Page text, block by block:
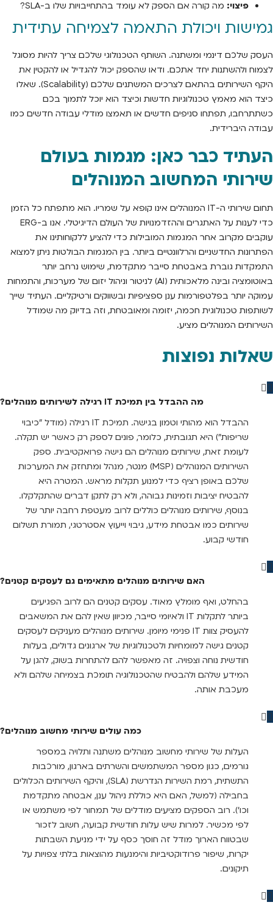
פיצוי: מה קורה אם הספק לא עומד בהתחייבויות שלו ב-SLA?
גמישות ויכולת התאמה לצמיחה עתידית
העסק שלכם דינמי ומשתנה. השותף הטכנולוגי שלכם צריך להיות מסוגל
לצמוח ולהשתנות יחד אתכם. ודאו שהספק יכול להגדיל או להקטין את
היקף השירותים בהתאם לצרכים המשתנים שלכם (Scalability). שאלו
כיצד הוא מאמץ טכנולוגיות חדשות וכיצד הוא יוכל לתמוך בכם
כשתתרחבו, תפתחו סניפים חדשים או תאמצו מודלי עבודה חדשים כמו
עבודה היברידית.
העתיד כבר כאן: מגמות בעולם
שירותי המחשוב המנוהלים
תחום שירותי ה-IT המנוהלים אינו קופא על שמריו. הוא מתפתח כל הזמן
כדי לענות על האתגרים וההזדמנויות של העולם הדיגיטלי. אנו ב-ERG
עוקבים מקרוב אחר המגמות המובילות כדי להציע ללקוחותינו את
הפתרונות החדשניים והרלוונטיים ביותר. בין המגמות הבולטות ניתן למצוא
התמקדות גוברת באבטחת סייבר מתקדמת, שימוש נרחב יותר
באוטומציה ובינה מלאכותית (AI) לניטור וניהול יזום של מערכות, והתמחות
עמוקה יותר בפלטפורמות ענן ספציפיות ובשווקים ורטיקליים. העתיד שייך
לשותפות טכנולוגית חכמה, יזומה ומאובטחת, וזה בדיוק מה שמודל
השירותים המנוהלים מציע.
שאלות נפוצות
מה ההבדל בין תמיכת IT רגילה לשירותים מנוהלים?
ההבדל הוא מהותי וטמון בגישה. תמיכת IT רגילה (מודל "כיבוי
שריפות") היא תגובתית, כלומר, פונים לספק רק כאשר יש תקלה.
לעומת זאת, שירותים מנוהלים הם גישה פרואקטיבית. ספק
השירותים המנוהלים (MSP) מנטר, מנהל ומתחזק את המערכות
שלכם באופן רציף כדי למנוע תקלות מראש. המטרה היא
להבטיח יציבות וזמינות גבוהה, ולא רק לתקן דברים שהתקלקלו.
בנוסף, שירותים מנוהלים כוללים לרוב מעטפת רחבה יותר של
שירותים כמו אבטחת מידע, גיבוי וייעוץ אסטרטגי, תמורת תשלום
חודשי קבוע.
האם שירותים מנוהלים מתאימים גם לעסקים קטנים?
בהחלט, ואף מומלץ מאוד. עסקים קטנים הם לרוב הפגיעים
ביותר לתקלות IT ולאיומי סייבר, מכיוון שאין להם את המשאבים
להעסיק צוות IT פנימי מיומן. שירותים מנוהלים מעניקים לעסקים
קטנים גישה למומחיות ולטכנולוגיות של ארגונים גדולים, בעלות
חודשית נוחה וצפויה. זה מאפשר להם להתחרות בשוק, להגן על
המידע שלהם ולהבטיח שהטכנולוגיה תומכת בצמיחה שלהם ולא
מעכבת אותה.
כמה עולים שירותי מחשוב מנוהלים?
העלות של שירותי מחשוב מנוהלים משתנה ותלויה במספר
גורמים, כגון מספר המשתמשים והשרתים בארגון, מורכבות
התשתית, רמת השירות הנדרשת (SLA), והיקף השירותים הכלולים
בחבילה (למשל, האם היא כוללת ניהול ענן, אבטחה מתקדמת
וכו'). רוב הספקים מציעים מודלים של תמחור לפי משתמש או
לפי מכשיר. למרות שיש עלות חודשית קבועה, חשוב לזכור
שבטווח הארוך מודל זה חוסך כסף על ידי מניעת השבתות
יקרות, שיפור פרודוקטיביות והימנעות מהוצאות בלתי צפויות על
תיקונים.